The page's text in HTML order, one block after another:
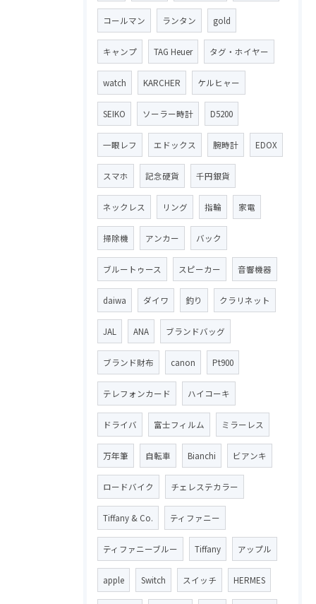
コールマン ランタン gold
キャンプ TAG Heuer タグ・ホイヤー
watch KARCHER ケルヒャー
SEIKO ソーラー時計 D5200
一眼レフ エドックス 腕時計 EDOX
スマホ 記念硬貨 千円銀貨
ネックレス リング 指輪 家電
掃除機 アンカー バック
ブルートゥース スピーカー 音響機器
daiwa ダイワ 釣り クラリネット
JAL ANA ブランドバッグ
ブランド財布 canon Pt900
テレフォンカード ハイコーキ
ドライバ 富士フィルム ミラーレス
万年筆 自転車 Bianchi ビアンキ
ロードバイク チェレステカラー
Tiffany & Co. ティファニー
ティファニーブルー Tiffany アップル
apple Switch スイッチ HERMES